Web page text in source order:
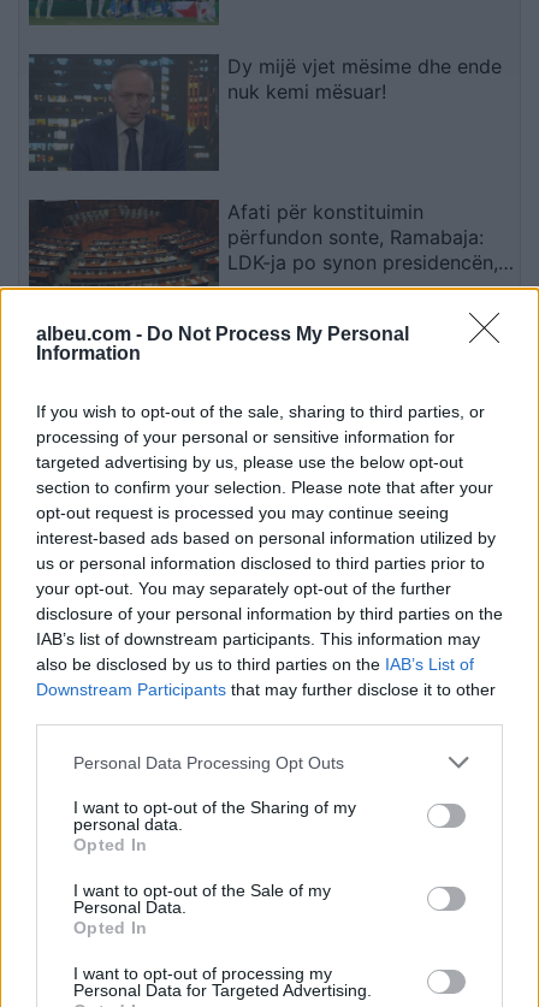
albeu.com - Do Not Process My Personal
Information
If you wish to opt-out of the sale, sharing to third parties, or
processing of your personal or sensitive information for
targeted advertising by us, please use the below opt-out
section to confirm your selection. Please note that after your
opt-out request is processed you may continue seeing
interest-based ads based on personal information utilized by
us or personal information disclosed to third parties prior to
your opt-out. You may separately opt-out of the further
disclosure of your personal information by third parties on the
IAB’s list of downstream participants. This information may
also be disclosed by us to third parties on the IAB’s List of
Downstream Participants that may further disclose it to other
Personal Data Processing Opt Outs
I want to opt-out of the Sharing of my
personal data.
Opted In
I want to opt-out of the Sale of my
Personal Data.
Opted In
I want to opt-out of processing my
Personal Data for Targeted Advertising.
Dy mijë vjet mësime dhe ende
nuk kemi mësuar!
Afati për konstituimin
përfundon sonte, Ramabaja:
LDK-ja po synon presidencën,
ndërsa opozita po bllokon
urdhërohen të largohen
Esim for Global
Esim for USA| Esim for Italy| Esim for Spain|Esim
for Turkey|Esim for Germany|Esim for Greece|